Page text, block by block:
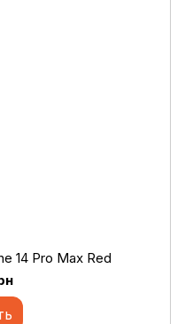
14 Pro Max Red